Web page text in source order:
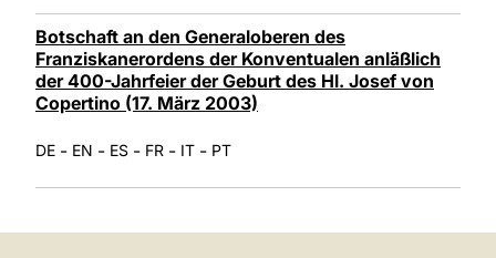
Botschaft an den Generaloberen des
Franziskanerordens der Konventualen anläßlich
der 400-Jahrfeier der Geburt des Hl. Josef von
Copertino (17. März 2003)
DE - EN - ES - FR - IT - PT